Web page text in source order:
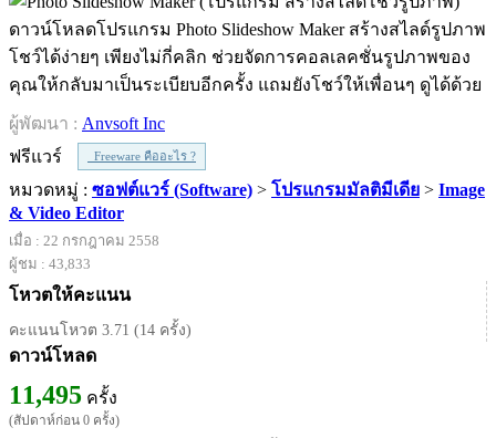
ดาวน์โหลดโปรแกรม Photo Slideshow Maker สร้างสไลด์รูปภาพ
โชว์ได้ง่ายๆ เพียงไม่กี่คลิก ช่วยจัดการคอลเลคชั่นรูปภาพของ
คุณให้กลับมาเป็นระเบียบอีกครั้ง แถมยังโชว์ให้เพื่อนๆ ดูได้ด้วย
ผู้พัฒนา : Anvsoft Inc
ฟรีแวร์
Freeware คืออะไร ?
หมวดหมู่ : ซอฟต์แวร์ (Software) > โปรแกรมมัลติมีเดีย > Image
& Video Editor
เมื่อ : 22 กรกฎาคม 2558
ผู้ชม : 43,833
โหวตให้คะแนน
คะแนนโหวต 3.71 (14 ครั้ง)
ดาวน์โหลด
11,495 ครั้ง
(สัปดาห์ก่อน 0 ครั้ง)